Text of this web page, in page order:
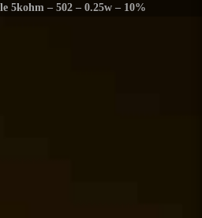
5kohm – 502 – 0.25w – 10%